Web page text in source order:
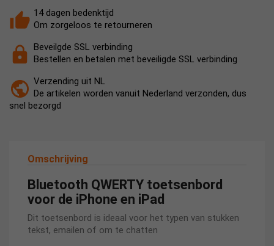
14 dagen bedenktijd
Om zorgeloos te retourneren
Beveilgde SSL verbinding
Bestellen en betalen met beveiligde SSL verbinding
Verzending uit NL
De artikelen worden vanuit Nederland verzonden, dus
snel bezorgd
Omschrijving
Bluetooth QWERTY toetsenbord
voor de iPhone en iPad
Dit toetsenbord is ideaal voor het typen van stukken
tekst, emailen of om te chatten